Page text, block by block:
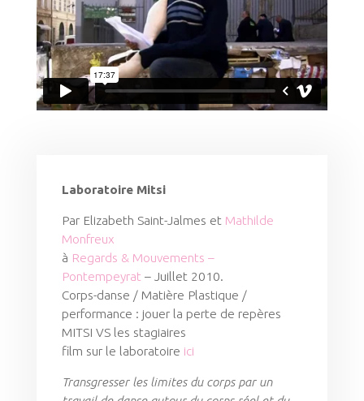
Laboratoire Mitsi
Par Elizabeth Saint-Jalmes et Mathilde
Monfreux
à Regards & Mouvements –
Pontempeyrat – Juillet 2010.
Corps-danse / Matière Plastique /
performance : jouer la perte de repères
MITSI VS les stagiaires
film sur le laboratoire ici
Transgresser les limites du corps par un